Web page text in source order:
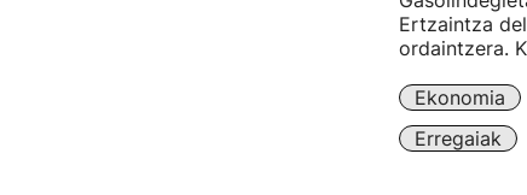
Ertzaintza
ordaintzera.
Ekonomia
Erregaiak